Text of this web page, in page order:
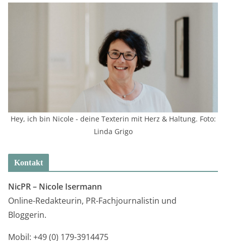
Hey, ich bin Nicole - deine Texterin mit Herz & Haltung. Foto:
Linda Grigo
Kontakt
NicPR – Nicole Isermann
Online-Redakteurin, PR-Fachjournalistin und
Bloggerin.
Mobil: +49 (0) 179-3914475